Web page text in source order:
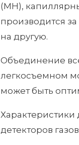
(МН),
производится
на другую.
Объединение
легкосъемном
может быть
Характеристики
детекторов